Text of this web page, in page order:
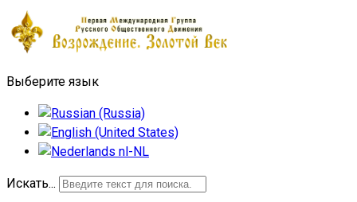
Выберите язык
Искать...